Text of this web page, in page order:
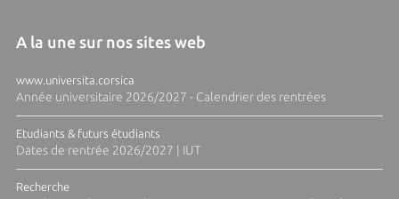
A la une sur nos sites web
www.universita.corsica
Année universitaire 2026/2027 - Calendrier des rentrées
Etudiants & futurs étudiants
Dates de rentrée 2026/2027 | IUT
Recherche